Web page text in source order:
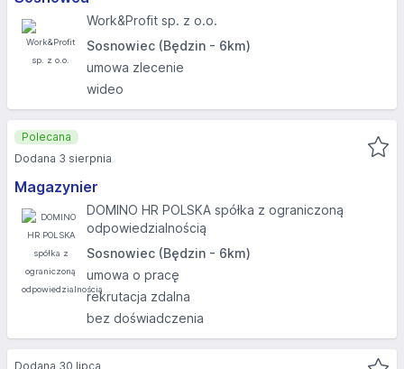
Work&Profit sp. z o.o.
Sosnowiec (Będzin - 6km)
umowa zlecenie
wideo
Magazynier
DOMINO HR POLSKA spółka z ograniczoną
odpowiedzialnością
Sosnowiec (Będzin - 6km)
umowa o pracę
rekrutacja zdalna
bez doświadczenia
Polecana
Dodana 3 sierpnia
Dodana 30 lipca